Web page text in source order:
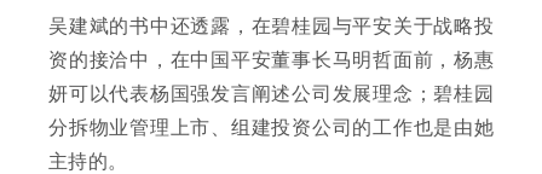
吴建斌的书中还透露，在碧桂园与平安关于战略投
资的接洽中，在中国平安董事长马明哲面前，杨惠
妍可以代表杨国强发言阐述公司发展理念；碧桂园
分拆物业管理上市、组建投资公司的工作也是由她
主持的。